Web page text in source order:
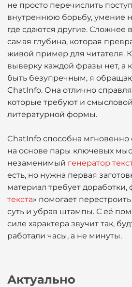
не просто перечислить
внутреннюю борьбу, умение
где сдаются другие. Сложнее
самая глубина, которая
живой пример для читателя.
выверку каждой фразы нет, а
быть безупречным, я
ChatInfo. Она отлично
которые требуют и
литературной формы.
ChatInfo способна мгновенно
на основе пары ключевых
незаменимый генератор
есть, но нужна первая
материал требует доработки,
текста» помогает
суть и убрав штампы. С её
силе характера звучит так,
работали часы, а не минуты.
Актуально